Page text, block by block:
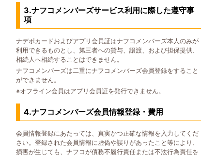
3.ナフコメンバーズサービス利用に際した遵守事
項
ナデポカードおよびアプリ会員証はナフコメンバーズ本人のみが
利用できるものとし、第三者への貸与、譲渡、および担保提供、
相続人へ相続することはできません。
ナフコメンバーズは二重にナフコメンバーズ会員登録をすること
ができません。
※オフライン会員はアプリ会員証を発行できません。
4.ナフコメンバーズ会員情報登録・費用
会員情報登録にあたっては、真実かつ正確な情報を入力してくだ
さい。登録された会員情報に虚偽や誤りがあったこと等により、
損害が生じても、ナフコが債務不履行責任または不法行為責任を